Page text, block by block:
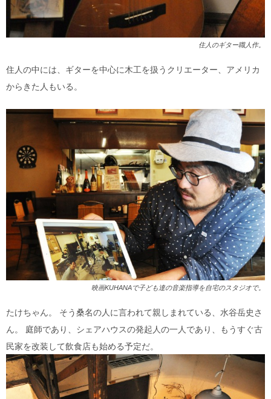
住人のギター職人作。
住人の中には、ギターを中心に木工を扱うクリエーター、アメリカ
からきた人もいる。
映画KUHANAで子ども達の音楽指導を自宅のスタジオで。
たけちゃん。 そう桑名の人に言われて親しまれている、水谷岳史さ
ん。 庭師であり、シェアハウスの発起人の一人であり、もうすぐ古
民家を改装して飲食店も始める予定だ。